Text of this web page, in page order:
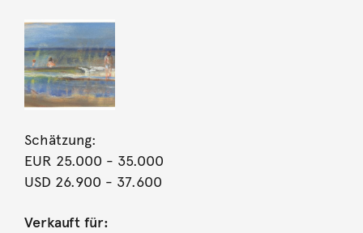
Schätzung:
EUR 25.000 - 35.000
USD 26.900 - 37.600
Verkauft für: